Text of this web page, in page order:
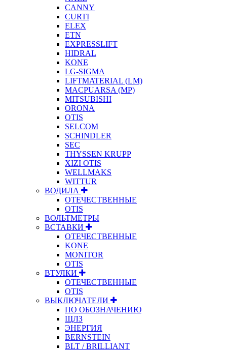
CANNY
CURTI
ELEX
ETN
EXPRESSLIFT
HIDRAL
KONE
LG-SIGMA
LIFTMATERIAL (LM)
MACPUARSA (MP)
MITSUBISHI
ORONA
OTIS
SELCOM
SCHINDLER
SEC
THYSSEN KRUPP
XIZI OTIS
WELLMAKS
WITTUR
ВОДИЛА
ОТЕЧЕСТВЕННЫЕ
OTIS
ВОЛЬТМЕТРЫ
ВСТАВКИ
ОТЕЧЕСТВЕННЫЕ
KONE
MONITOR
OTIS
ВТУЛКИ
ОТЕЧЕСТВЕННЫЕ
OTIS
ВЫКЛЮЧАТЕЛИ
ПО ОБОЗНАЧЕНИЮ
ЩЛЗ
ЭНЕРГИЯ
BERNSTEIN
BLT / BRILLIANT